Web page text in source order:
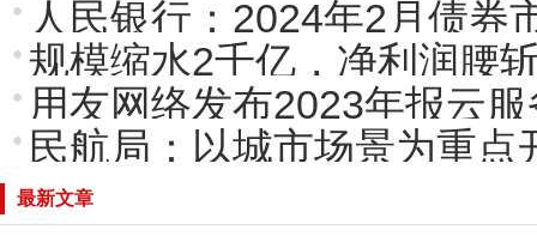
人民银行：2024年2月债券
规模缩水2千亿，净利润腰
用友网络发布2023年报云
民航局：以城市场景为重点
最新文章